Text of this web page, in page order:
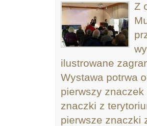
Z
ilustrowane
Wystawa potrwa
pierwszy
znaczki z
pierwsze znaczki